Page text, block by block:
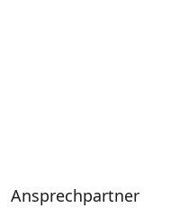
Ansprechpartner